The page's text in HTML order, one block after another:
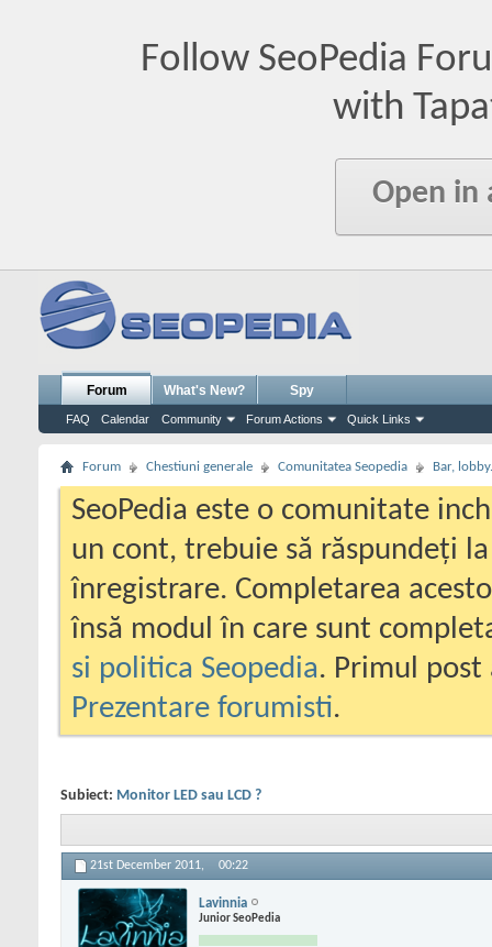
Follow SeoPedia
with
Open in
Forum
FAQ Calendar Community Forum Actions Quick Links
What's New? Spy
Forum Chestiuni generale Comunitatea Seopedia Bar,
SeoPedia este o comunitate
un cont, trebuie să răspundeți
înregistrare. Completarea
însă modul în care sunt
si politica Seopedia. Primul
Prezentare forumisti.
Subiect: Monitor LED sau LCD ?
21st December 2011, 00:22
Lavinnia
Junior SeoPedia